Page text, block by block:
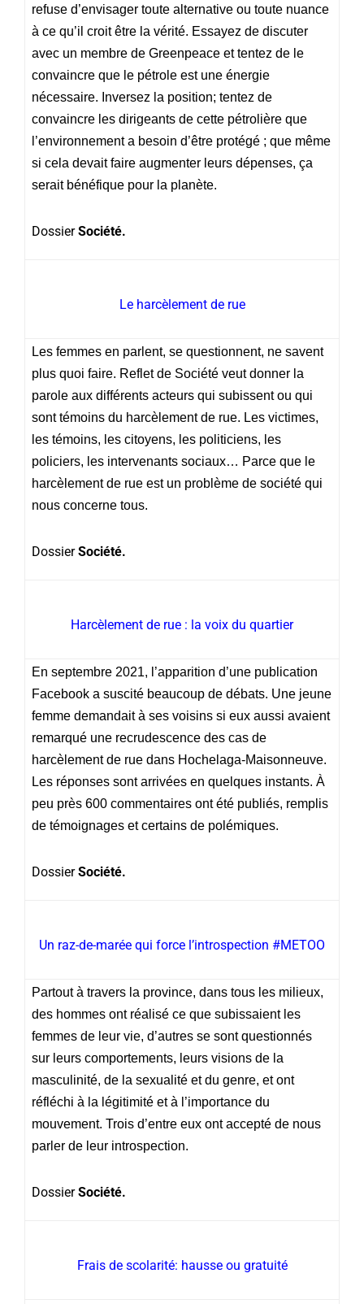
refuse d’envisager toute alternative ou toute nuance
à ce qu’il croit être la vérité. Essayez de discuter
avec un membre de Greenpeace et tentez de le
convaincre que le pétrole est une énergie
nécessaire. Inversez la position; tentez de
convaincre les dirigeants de cette pétrolière que
l’environnement a besoin d’être protégé ; que même
si cela devait faire augmenter leurs dépenses, ça
serait bénéfique pour la planète.
DossierSociété.
Le harcèlement de rue
Les femmes en parlent, se questionnent, ne savent
plus quoi faire. Reflet de Société veut donner la
parole aux différents acteurs qui subissent ou qui
sont témoins du harcèlement de rue. Les victimes,
les témoins, les citoyens, les politiciens, les
policiers, les intervenants sociaux… Parce que le
harcèlement de rue est un problème de société qui
nous concerne tous.
DossierSociété.
Harcèlement de rue : la voix du quartier
En septembre 2021, l’apparition d’une publication
Facebook a suscité beaucoup de débats. Une jeune
femme demandait à ses voisins si eux aussi avaient
remarqué une recrudescence des cas de
harcèlement de rue dans Hochelaga-Maisonneuve.
Les réponses sont arrivées en quelques instants. À
peu près 600 commentaires ont été publiés, remplis
de témoignages et certains de polémiques.
DossierSociété.
Un raz-de-marée qui force l’introspection #METOO
Partout à travers la province, dans tous les milieux,
des hommes ont réalisé ce que subissaient les
femmes de leur vie, d’autres se sont questionnés
sur leurs comportements, leurs visions de la
masculinité, de la sexualité et du genre, et ont
réfléchi à la légitimité et à l’importance du
mouvement. Trois d’entre eux ont accepté de nous
parler de leur introspection.
DossierSociété.
Frais de scolarité: hausse ou gratuité